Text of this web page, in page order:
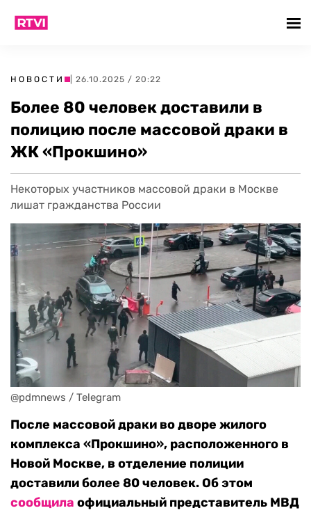
НОВОСТИ | 26.10.2025 / 20:22
Более 80 человек доставили в
полицию после массовой драки в
ЖК «Прокшино»
Некоторых участников массовой драки в Москве
лишат гражданства России
@pdmnews / Telegram
После массовой драки во дворе жилого
комплекса «Прокшино», расположенного в
Новой Москве, в отделение полиции
доставили более 80 человек. Об этом
сообщила официальный представитель МВД